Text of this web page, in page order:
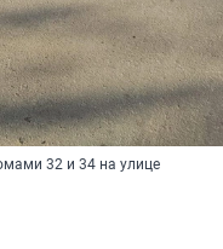
32 и 34 на улице